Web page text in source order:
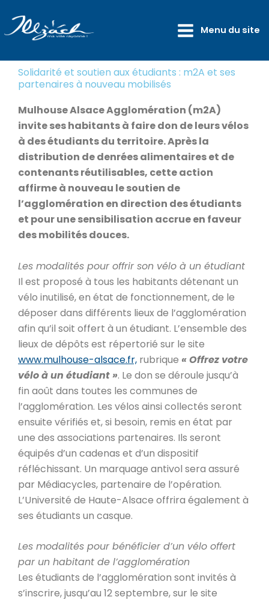
principal
contenu
Menu du site
Solidarité et soutien aux étudiants : m2A et ses
partenaires à nouveau mobilisés
Mulhouse Alsace Agglomération (m2A)
invite ses habitants à faire don de leurs vélos
à des étudiants du territoire. Après la
distribution de denrées alimentaires et de
contenants réutilisables, cette action
affirme à nouveau le soutien de
l’agglomération en direction des étudiants
et pour une sensibilisation accrue en faveur
des mobilités douces.
Les modalités pour offrir son vélo à un étudiant
Il est proposé à tous les habitants détenant un
vélo inutilisé, en état de fonctionnement, de le
déposer dans différents lieux de l’agglomération
afin qu’il soit offert à un étudiant. L’ensemble des
lieux de dépôts est répertorié sur le site
www.mulhouse-alsace.fr, rubrique « Offrez votre
vélo à un étudiant ». Le don se déroule jusqu’à
fin août dans toutes les communes de
l’agglomération. Les vélos ainsi collectés seront
ensuite vérifiés et, si besoin, remis en état par
une des associations partenaires. Ils seront
équipés d’un cadenas et d’un dispositif
réfléchissant. Un marquage antivol sera assuré
par Médiacycles, partenaire de l’opération.
L’Université de Haute-Alsace offrira également à
ses étudiants un casque.
Les modalités pour bénéficier d’un vélo offert
par un habitant de l’agglomération
Les étudiants de l’agglomération sont invités à
s’inscrire, jusqu’au 12 septembre, sur le site